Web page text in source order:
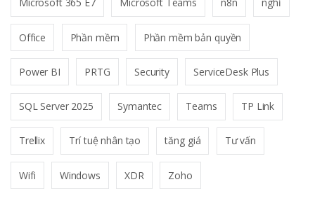
Office Phần mềm Phần mềm bản quyền
Power BI PRTG Security ServiceDesk Plus
SQL Server 2025 Symantec Teams TP Link
Trellix Trí tuệ nhân tạo tăng giá Tư vấn
Wifi Windows XDR Zoho